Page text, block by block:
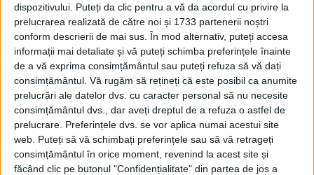
dispozitivului. Puteți da clic pentru a vă da acordul cu privire la
prelucrarea realizată de către noi și 1733 partenerii noștri
conform descrierii de mai sus. În mod alternativ, puteți accesa
informații mai detaliate și vă puteți schimba preferințele înainte
de a vă exprima consimțământul sau puteți refuza să vă dați
consimțământul. Vă rugăm să rețineți că este posibil ca anumite
prelucrări ale datelor dvs. cu caracter personal să nu necesite
consimțământul dvs., dar aveți dreptul de a refuza o astfel de
prelucrare. Preferințele dvs. se vor aplica numai acestui site
web. Puteți să vă schimbați preferințele sau să vă retrageți
consimțământul în orice moment, revenind la acest site și
făcând clic pe butonul "Confidențialitate" din partea de jos a
Regina României
Carol al II-lea și acțiunile sale care au ruinat
România Mare
Afaceri oneroase care au marcat România
modernă: Strousberg și Hallier
ETICHETE:
PUBLICAT IN CATEGORIILE: AUGUST 2024
DISTRIBUIE ȘTIREA:
FACEBOOK|TWITTER